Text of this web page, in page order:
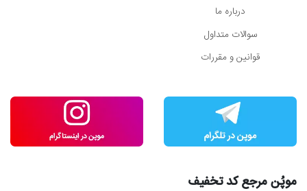
درباره ما
سوالات متداول
قوانین و مقررات
موپُن مرجع کد تخفیف